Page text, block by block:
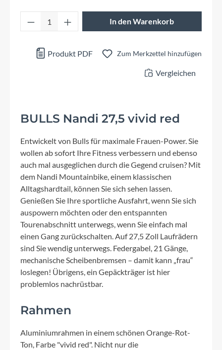
Produkt Anzahl: Gib den gewünschten
In den Warenkorb
Produkt PDF Zum Merkzettel hinzufügen
Vergleichen
BULLS Nandi 27,5 vivid red
Entwickelt von Bulls für maximale Frauen-Power. Sie
wollen ab sofort Ihre Fitness verbessern und ebenso
auch mal ausgeglichen durch die Gegend cruisen? Mit
dem Nandi Mountainbike, einem klassischen
Alltagshardtail, können Sie sich sehen lassen.
Genießen Sie Ihre sportliche Ausfahrt, wenn Sie sich
auspowern möchten oder den entspannten
Tourenabschnitt unterwegs, wenn Sie einfach mal
einen Gang zurückschalten. Auf 27,5 Zoll Laufrädern
sind Sie wendig unterwegs. Federgabel, 21 Gänge,
mechanische Scheibenbremsen – damit kann „frau“
loslegen! Übrigens, ein Gepäckträger ist hier
problemlos nachrüstbar.
Rahmen
Aluminiumrahmen in einem schönen Orange-Rot-
Ton, Farbe "vivid red". Nicht nur die